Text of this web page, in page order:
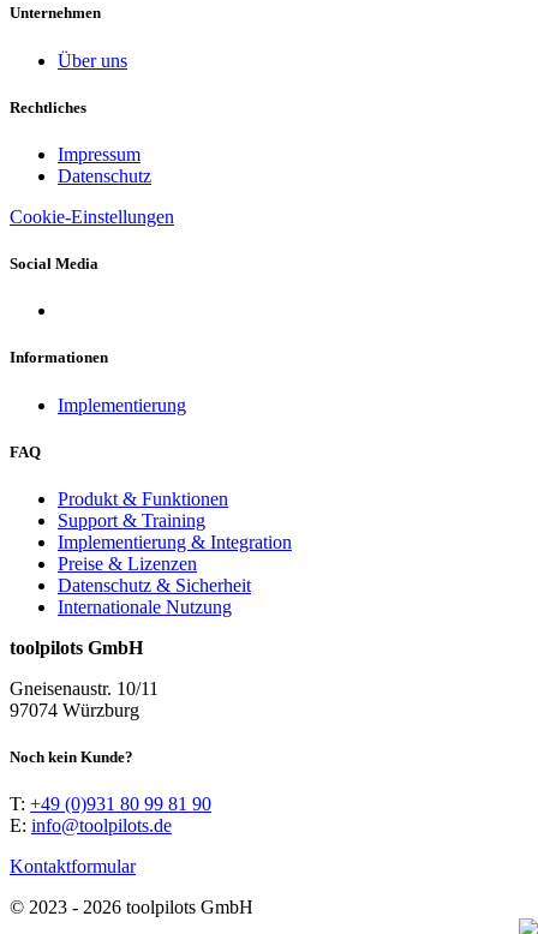
Unternehmen
Über uns
Rechtliches
Impressum
Datenschutz
Cookie-Einstellungen
Social Media
Informationen
Implementierung
FAQ
Produkt & Funktionen
Support & Training
Implementierung & Integration
Preise & Lizenzen
Datenschutz & Sicherheit
Internationale Nutzung
toolpilots GmbH
Gneisenaustr. 10/11
97074 Würzburg
Noch kein Kunde?
T: +49 (0)931 80 99 81 90
E: info@toolpilots.de
Kontaktformular
© 2023 - 2026 toolpilots GmbH